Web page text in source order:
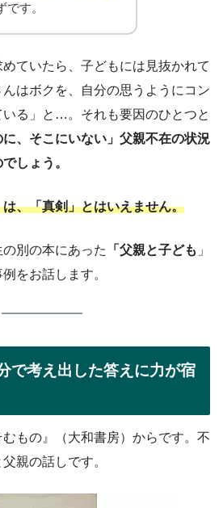
です。
ていたら、子どもには見抜かれて
はボクを、自分の思うようにコン
いる」と…。それも要因のひとつと
に、そこにいない」父親不在の状況
しょう。
、「真剣」とはいえません。
別の本にあった 「父親と子ども 」
をお話します。
で考え出した答えに力が宿
もの』（大和書房）からです。不
親の話しです。